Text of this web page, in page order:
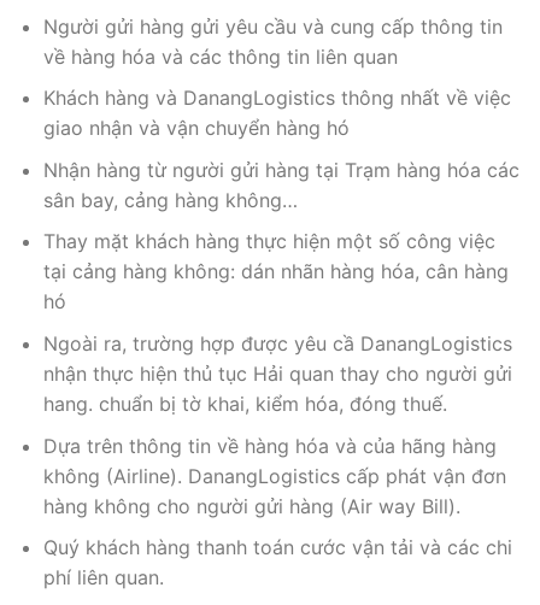
Người gửi hàng gửi yêu cầu và cung cấp thông tin
về hàng hóa và các thông tin liên quan
Khách hàng và DanangLogistics thông nhất về việc
giao nhận và vận chuyển hàng hó
Nhận hàng từ người gửi hàng tại Trạm hàng hóa các
sân bay, cảng hàng không…
Thay mặt khách hàng thực hiện một số công việc
tại cảng hàng không: dán nhãn hàng hóa, cân hàng
hó
Ngoài ra, trường hợp được yêu cầ DanangLogistics
nhận thực hiện thủ tục Hải quan thay cho người gửi
hang. chuẩn bị tờ khai, kiểm hóa, đóng thuế.
Dựa trên thông tin về hàng hóa và của hãng hàng
không (Airline). DanangLogistics cấp phát vận đơn
hàng không cho người gửi hàng (Air way Bill).
Quý khách hàng thanh toán cước vận tải và các chi
phí liên quan.